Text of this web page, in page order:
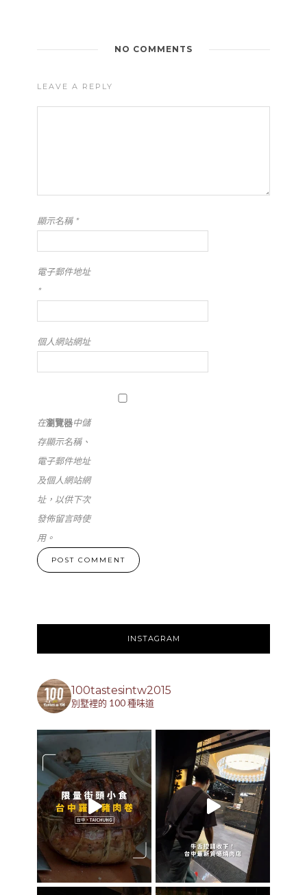
NO COMMENTS
LEAVE A REPLY
顯示名稱*
電子郵件地址
*
個人網站網址
在瀏覽器中儲
存顯示名稱、
電子郵件地址
及個人網站網
址，以供下次
發佈留言時使
用。
INSTAGRAM
100tastesintw2015
別墅裡的 100 種味道